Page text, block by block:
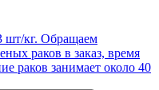
шт/кг. Обращаем
раков в заказ, время
раков занимает около 40